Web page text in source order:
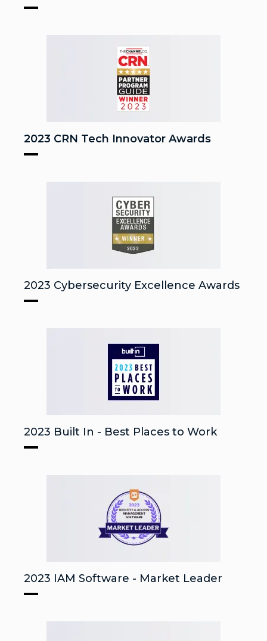
2023 CRN Tech Innovator Awards
2023 Cybersecurity Excellence Awards
2023 Built In - Best Places to Work
2023 IAM Software - Market Leader